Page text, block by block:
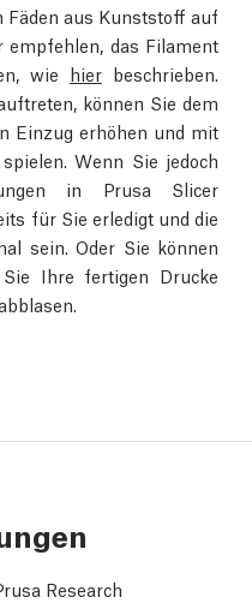
Fäden aus Kunststoff auf
das Filament
wie hierbeschrieben.
können Sie dem
Einzug erhöhen und mit
Wenn Sie jedoch
in Prusa Slicer
für Sie erledigt und die
sein. Oder Sie können
Ihre fertigen Drucke
Research